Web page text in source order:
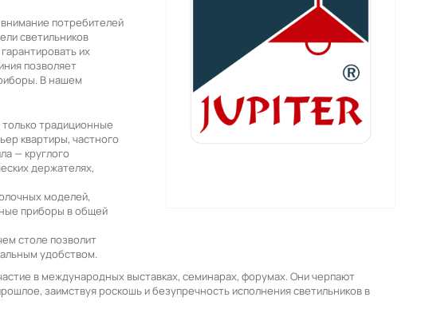
потребителей
светильников
их
позволяет
В нашем
традиционные
квартиры, частного
— круглого
держателях,
моделей,
приборы в общей
столе позволит
удобством.
в международных выставках, семинарах, форумах. Они черпают
заимствуя роскошь и безупречность исполнения светильников в